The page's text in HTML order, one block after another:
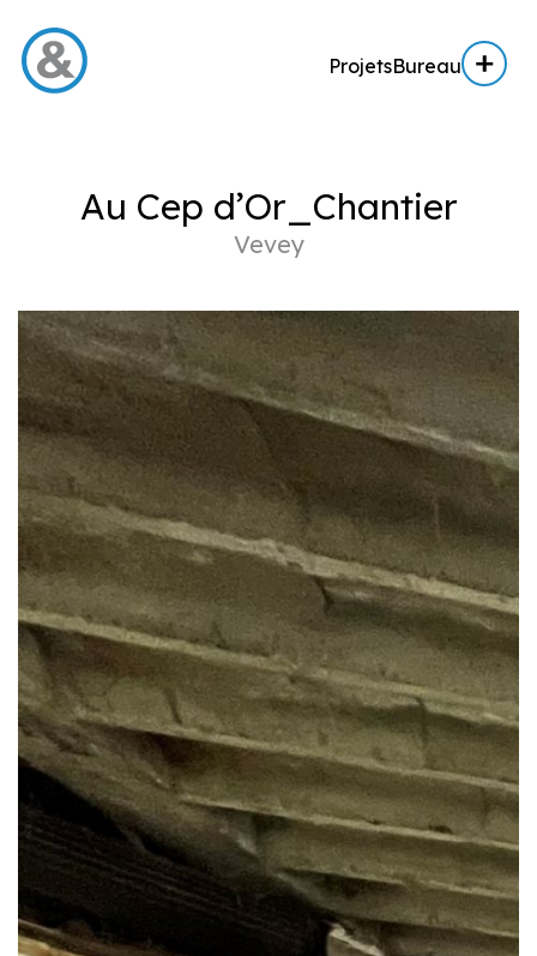
Projets
Architecture d’intérieur
Réalisation
Expertise AE / AI
Expertise immobilière
Bureau
Notre mission
Team
Jobs
Actualités
ProjetsBureau
Au Cep d’Or_Chantier
Vevey